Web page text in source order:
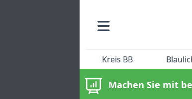
Kreis BB
Machen Sie mit